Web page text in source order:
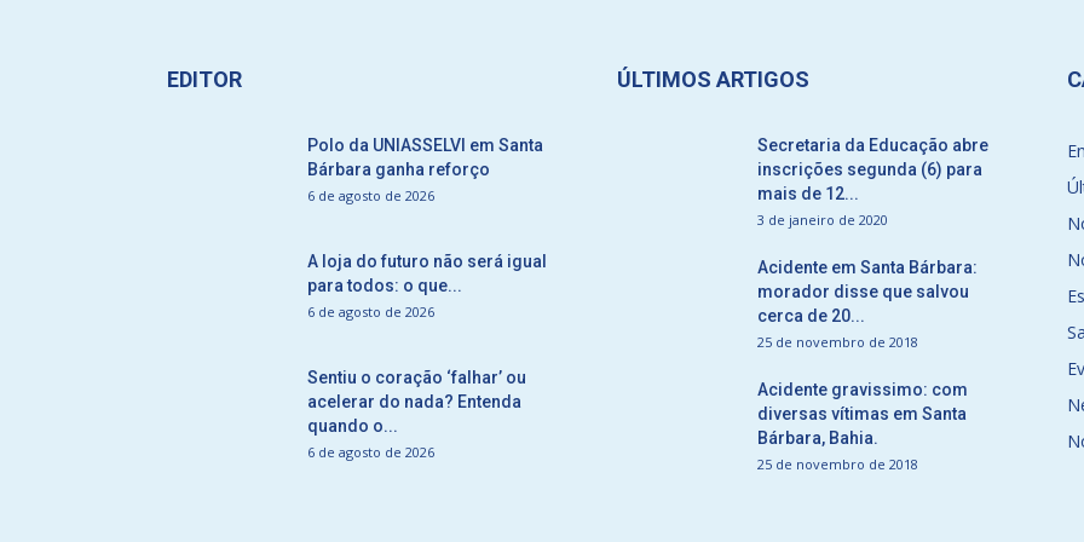
EDITOR
Polo da UNIASSELVI em Santa
Bárbara ganha reforço
6 de agosto de 2026
A loja do futuro não será igual
para todos: o que...
6 de agosto de 2026
Sentiu o coração ‘falhar’ ou
acelerar do nada? Entenda
quando o...
6 de agosto de 2026
ÚLTIMOS ARTIGOS
Secretaria da Educação abre
inscrições segunda (6) para
mais de 12...
3 de janeiro de 2020
Acidente em Santa Bárbara:
morador disse que salvou
cerca de 20...
25 de novembro de 2018
Acidente gravissimo: com
diversas vítimas em Santa
Bárbara, Bahia.
25 de novembro de 2018